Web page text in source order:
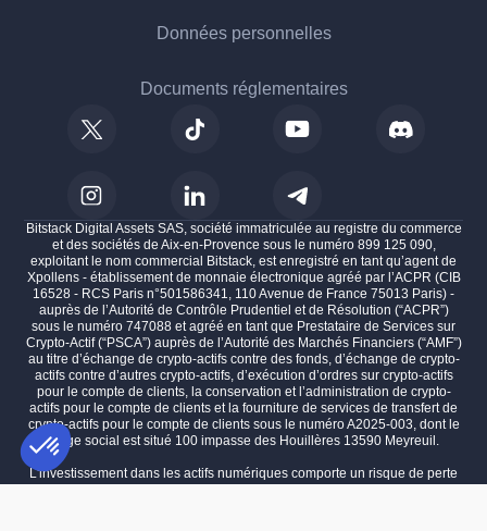
Données personnelles
Documents réglementaires
Bitstack Digital Assets SAS, société immatriculée au registre du commerce
et des sociétés de Aix-en-Provence sous le numéro 899 125 090,
exploitant le nom commercial Bitstack, est enregistré en tant qu’agent de
Xpollens - établissement de monnaie électronique agréé par l’ACPR (CIB
16528 - RCS Paris n°501586341, 110 Avenue de France 75013 Paris) -
auprès de l’Autorité de Contrôle Prudentiel et de Résolution (“ACPR”)
sous le numéro 747088 et agréé en tant que Prestataire de Services sur
Crypto-Actif (“PSCA”) auprès de l’Autorité des Marchés Financiers (“AMF”)
au titre d’échange de crypto-actifs contre des fonds, d’échange de crypto-
actifs contre d’autres crypto-actifs, d’exécution d’ordres sur crypto-actifs
pour le compte de clients, la conservation et l’administration de crypto-
actifs pour le compte de clients et la fourniture de services de transfert de
crypto-actifs pour le compte de clients sous le numéro A2025-003, dont le
siège social est situé 100 impasse des Houillères 13590 Meyreuil.
L'investissement dans les actifs numériques comporte un risque de perte